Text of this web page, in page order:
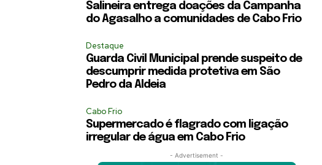
Salineira entrega doações da Campanha
do Agasalho a comunidades de Cabo Frio
Destaque
Guarda Civil Municipal prende suspeito de
descumprir medida protetiva em São
Pedro da Aldeia
Cabo Frio
Supermercado é flagrado com ligação
irregular de água em Cabo Frio
- Advertisement -